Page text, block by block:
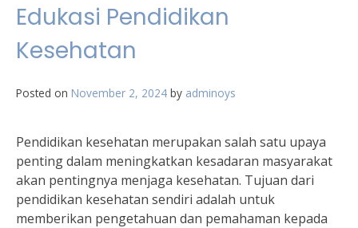
Edukasi Pendidikan
Kesehatan
Posted on November 2, 2024 by adminoys
Pendidikan kesehatan merupakan salah satu upaya
penting dalam meningkatkan kesadaran masyarakat
akan pentingnya menjaga kesehatan. Tujuan dari
pendidikan kesehatan sendiri adalah untuk
memberikan pengetahuan dan pemahaman kepada